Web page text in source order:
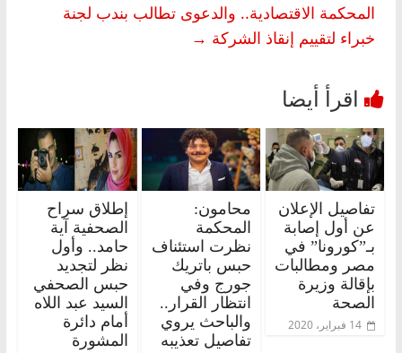
المحكمة الاقتصادية.. والدعوى تطالب بندب لجنة
خبراء لتقييم إنقاذ الشركة →
تفاصيل الإعلان
عن أول إصابة
بـ”كورونا” في
مصر ومطالبات
بإقالة وزيرة
الصحة
14 فبراير، 2020
محامون:
المحكمة
نظرت استئناف
حبس باتريك
جورج وفي
انتظار القرار..
والباحث يروي
تفاصيل تعذيبه
إطلاق سراح
الصحفية آية
حامد.. وأول
نظر لتجديد
حبس الصحفي
السيد عبد اللاه
أمام دائرة
المشورة